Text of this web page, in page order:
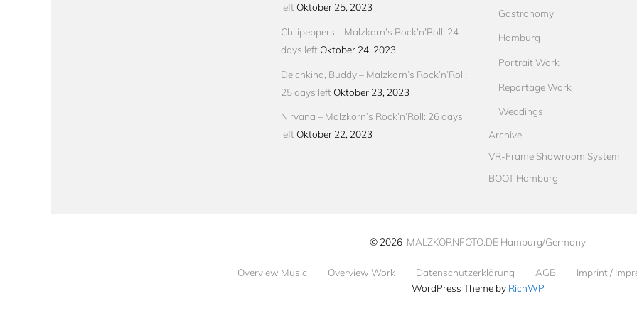
left Oktober 25, 2023
Chilipeppers – Malzkorn’s Rock’n’Roll: 24
days left Oktober 24, 2023
Deichkind, Buddy – Malzkorn’s Rock’n’Roll:
25 days left Oktober 23, 2023
Nirvana – Malzkorn’s Rock’n’Roll: 26 days
left Oktober 22, 2023
Gastronomy
Hamburg
Portrait Work
Reportage Work
Weddings
Archive
VR-Frame Showroom System
BOOT Hamburg
© 2026 MALZKORNFOTO.DE Hamburg/Germany
Overview Music Overview Work Datenschutzerklärung AGB Imprint /
WordPress Theme by RichWP